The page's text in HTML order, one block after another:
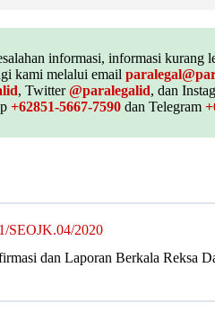
informasi, informasi kurang
kami melalui email
, Twitter@paralegalid, dan
+62851-5667-7590dan Telegram
SEOJK.04/2020
dan Laporan Berkala Reksa